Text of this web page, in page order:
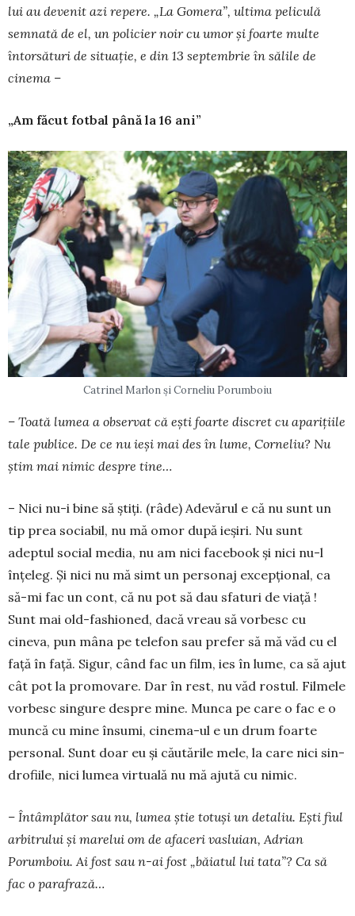
lui au devenit azi repere. „La Gomera”, ultima peliculă
semnată de el, un policier noir cu umor și foarte multe
întorsături de situație, e din 13 septembrie în sălile de
cinema –
„Am făcut fotbal până la 16 ani”
Catrinel Marlon şi Corneliu Porumboiu
– Toată lumea a observat că ești foarte discret cu aparițiile
tale publice. De ce nu ieși mai des în lume, Corneliu? Nu
știm mai nimic despre tine…
– Nici nu-i bine să știți. (râde) Adevărul e că nu sunt un
tip prea sociabil, nu mă omor după ieșiri. Nu sunt
adeptul social media, nu am nici facebook și nici nu-l
înțeleg. Și nici nu mă simt un personaj excepțional, ca
să-mi fac un cont, că nu pot să dau sfa­turi de viață !
Sunt mai old-fashioned, dacă vreau să vorbesc cu
cineva, pun mâna pe telefon sau pre­fer să mă văd cu el
față în față. Sigur, când fac un film, ies în lume, ca să ajut
cât pot la pro­mo­vare. Dar în rest, nu văd rostul. Filmele
vor­besc singure despre mine. Munca pe care o fac e o
muncă cu mine însumi, cinema-ul e un drum foarte
personal. Sunt doar eu și că­u­tările mele, la care nici sin­
dro­fiile, nici lu­mea virtuală nu mă ajută cu nimic.
– Întâmplător sau nu, lumea știe totuși un detaliu. Ești fiul
arbitrului și marelui om de afa­ceri vasluian, Adrian
Porumboiu. Ai fost sau n-ai fost „băiatul lui tata”? Ca să
fac o para­frază…